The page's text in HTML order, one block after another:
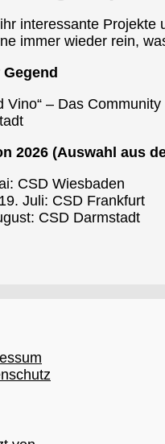
interessante Projekte
immer wieder rein,
Vino“ – Das
2026 (Auswahl aus
CSD Wiesbaden
Juli: CSD Frankfurt
CSD Darmstadt